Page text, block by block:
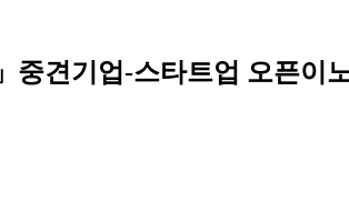
중견기업-스타트업 오픈이